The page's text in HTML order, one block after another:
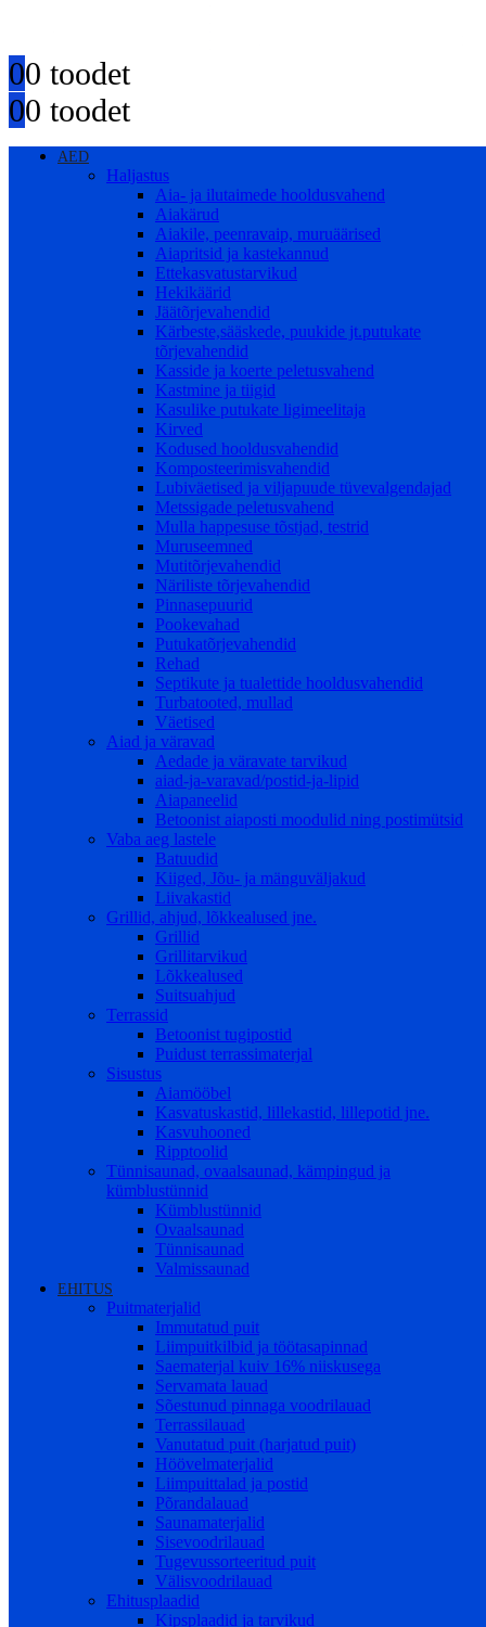
00 toodet
00 toodet
AED
Haljastus
Aia- ja ilutaimede hooldusvahend
Aiakärud
Aiakile, peenravaip, muruäärised
Aiapritsid ja kastekannud
Ettekasvatustarvikud
Hekikäärid
Jäätõrjevahendid
Kärbeste,sääskede, puukide jt.putukate
tõrjevahendid
Kasside ja koerte peletusvahend
Kastmine ja tiigid
Kasulike putukate ligimeelitaja
Kirved
Kodused hooldusvahendid
Komposteerimisvahendid
Lubiväetised ja viljapuude tüvevalgendajad
Metssigade peletusvahend
Mulla happesuse tõstjad, testrid
Muruseemned
Mutitõrjevahendid
Näriliste tõrjevahendid
Pinnasepuurid
Pookevahad
Putukatõrjevahendid
Rehad
Septikute ja tualettide hooldusvahendid
Turbatooted, mullad
Väetised
Aiad ja väravad
Aedade ja väravate tarvikud
aiad-ja-varavad/postid-ja-lipid
Aiapaneelid
Betoonist aiaposti moodulid ning postimütsid
Vaba aeg lastele
Batuudid
Kiiged, Jõu- ja mänguväljakud
Liivakastid
Grillid, ahjud, lõkkealused jne.
Grillid
Grillitarvikud
Lõkkealused
Suitsuahjud
Terrassid
Betoonist tugipostid
Puidust terrassimaterjal
Sisustus
Aiamööbel
Kasvatuskastid, lillekastid, lillepotid jne.
Kasvuhooned
Ripptoolid
Tünnisaunad, ovaalsaunad, kämpingud ja
kümblustünnid
Kümblustünnid
Ovaalsaunad
Tünnisaunad
Valmissaunad
EHITUS
Puitmaterjalid
Immutatud puit
Liimpuitkilbid ja töötasapinnad
Saematerjal kuiv 16% niiskusega
Servamata lauad
Sõestunud pinnaga voodrilauad
Terrassilauad
Vanutatud puit (harjatud puit)
Höövelmaterjalid
Liimpuittalad ja postid
Põrandalauad
Saunamaterjalid
Sisevoodrilauad
Tugevussorteeritud puit
Välisvoodrilauad
Ehitusplaadid
Kipsplaadid ja tarvikud